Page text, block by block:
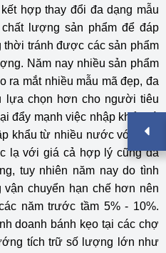
hợp thay đổi đa dạng mẫu
lượng sản phẩm để đáp
thời tránh được các sản phẩm
Năm nay nhiều sản phẩm
ra mắt nhiều mẫu mã đẹp, đa
lựa chọn hơn cho người tiêu
đẩy mạnh việc nhập khẩu và
khẩu từ nhiều nước với mẫu
lạ với giá cả hợp lý cũng đã
tuy nhiên năm nay do tình
vận chuyển hạn chế hơn nên
năm trước tầm 5% - 10%.
doanh bánh kẹo tại các chợ
tích trữ số lượng lớn như